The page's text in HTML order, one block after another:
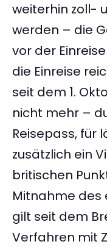
weiterhin zoll-
werden – die
vor der
die Einreise
seit dem 1.
nicht mehr –
Reisepass, für
zusätzlich ein
britischen
Mitnahme des
gilt seit dem
Verfahren mit